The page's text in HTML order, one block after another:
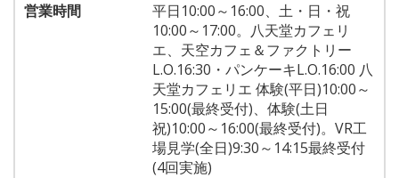
営業時間
平日10:00～16:00、土・日・祝
10:00～17:00。八天堂カフェリ
エ、天空カフェ＆ファクトリー
L.O.16:30・パンケーキL.O.16:00 八
天堂カフェリエ 体験(平日)10:00～
15:00(最終受付)、体験(土日
祝)10:00～16:00(最終受付)。VR工
場見学(全日)9:30～14:15最終受付
(4回実施)